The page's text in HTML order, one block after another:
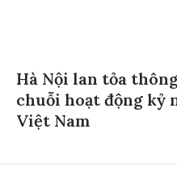
Hà Nội lan tỏa
chuỗi hoạt động kỷ
Việt Nam